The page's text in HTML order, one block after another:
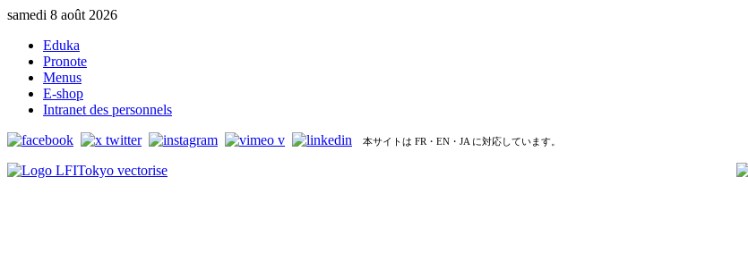
samedi 8 août 2026
Eduka
Pronote
Menus
E-shop
Intranet des personnels
本サイトは FR・EN・JA に対応しています。